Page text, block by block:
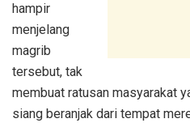
hampir
menjelang
magrib
tersebut, tak
membuat ratusan masyarakat
siang beranjak dari tempat